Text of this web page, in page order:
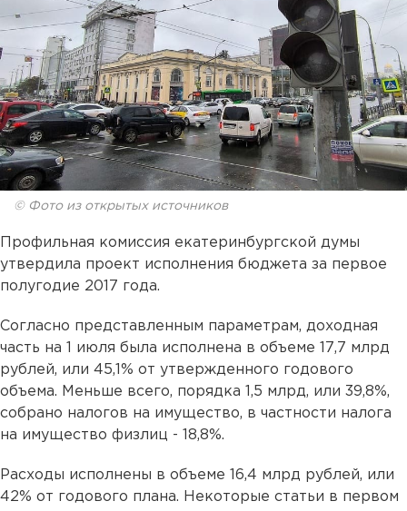
© Фото из открытых источников
Профильная комиссия екатеринбургской думы
утвердила проект исполнения бюджета за первое
полугодие 2017 года.
Согласно представленным параметрам, доходная
часть на 1 июля была исполнена в объеме 17,7 млрд
рублей, или 45,1% от утвержденного годового
объема. Меньше всего, порядка 1,5 млрд, или 39,8%,
собрано налогов на имущество, в частности налога
на имущество физлиц - 18,8%.
Расходы исполнены в объеме 16,4 млрд рублей, или
42% от годового плана. Некоторые статьи в первом